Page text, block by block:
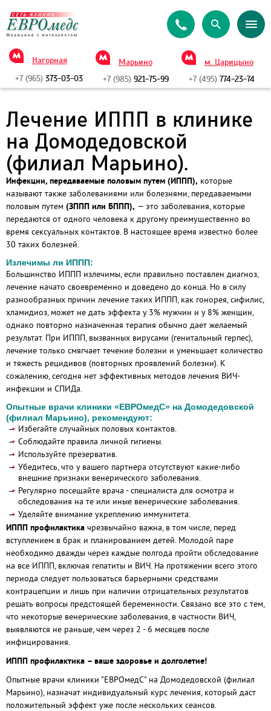
Нагорная
+7 (965) 373-03-03
Марьино
+7 (985)921-75-99
м. Царицыно
+7 (495) 774-23-74
Лечение ИППП в клинике
на Домодедовской
(филиал Марьино).
Инфекции, передаваемые половым путем (ИППП), которые
называют также заболеваниями или болезнями, передаваемыми
половым путем (ЗППП или БППП), — это заболевания, которые
передаются от одного человека к другому преимущественно во
время сексуальных контактов. В настоящее время известно более
30 таких болезней.
Излечимы ли ИППП:
Большинство ИППП излечимы, если правильно поставлен диагноз,
лечение начато своевременно и доведено до конца. Но в силу
разнообразных причин лечение таких ИППП, как гонорея, сифилис,
хламидиоз, может не дать эффекта у 3% мужчин и у 8% женщин,
однако повторно назначенная терапия обычно дает желаемый
результат. При ИППП, вызванных вирусами (генитальный герпес),
лечение только смягчает течение болезни и уменьшает количество
и тяжесть рецидивов (повторных проявлений болезни). К
сожалению, сегодня нет эффективных методов лечения ВИЧ-
инфекции и СПИДа.
Опытные врачи клиники «ЕВРОмедС» на Домодедовской
(филиал Марьино), рекомендуют:
Избегайте случайных половых контактов.
Соблюдайте правила личной гигиены.
Используйте презерватив.
Убедитесь, что у вашего партнера отсутствуют какие-либо
внешние признаки венерического заболевания.
Регулярно посещайте врача - специалиста для осмотра и
обследования на те или иные венерические заболевания.
Уделяйте внимание укреплению иммунитета.
ИППП профилактика чрезвычайно важна, в том числе, перед
вступлением в брак и планированием детей. Молодой паре
необходимо дважды через каждые полгода пройти обследование
на все ИППП, включая гепатиты и ВИЧ. На протяжении всего этого
периода следует пользоваться барьерными средствами
контрацепции и лишь при наличии отрицательных результатов
решать вопросы предстоящей беременности. Связано все это с тем,
что некоторые венерические заболевания, в частности ВИЧ,
выявляются не раньше, чем через 2 - 6 месяцев после
инфицирования.
ИППП профилактика – ваше здоровье и долголетие!
Опытные врачи клиники "ЕВРОмедС" на Домодедовской (филиал
Марьино), назначат индивидуальный курс лечения, который даст
положительный эффект уже после нескольких сеансов.